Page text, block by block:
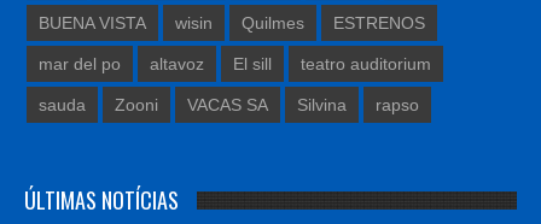
BUENA VISTA wisin Quilmes ESTRENOS
mar del po altavoz El sill teatro auditorium
sauda Zooni VACAS SA Silvina rapso
ÚLTIMAS NOTÍCIAS